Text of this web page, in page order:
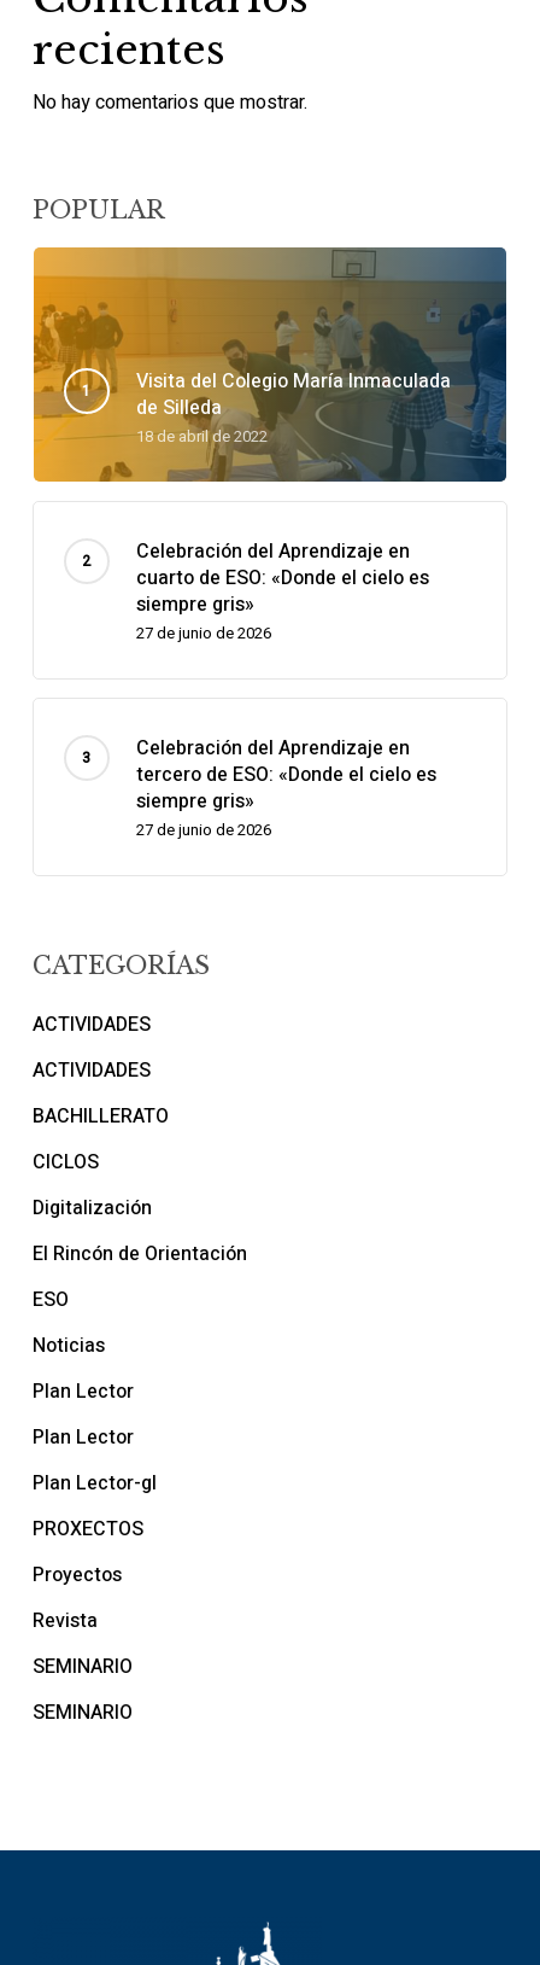
recientes
No hay comentarios que mostrar.
POPULAR
Visita del Colegio María Inmaculada
de Silleda
18 de abril de 2022
Celebración del Aprendizaje en
cuarto de ESO: «Donde el cielo es
siempre gris»
27 de junio de 2026
Celebración del Aprendizaje en
tercero de ESO: «Donde el cielo es
siempre gris»
27 de junio de 2026
CATEGORÍAS
ACTIVIDADES
ACTIVIDADES
BACHILLERATO
CICLOS
Digitalización
El Rincón de Orientación
ESO
Noticias
Plan Lector
Plan Lector
Plan Lector-gl
PROXECTOS
Proyectos
Revista
SEMINARIO
SEMINARIO